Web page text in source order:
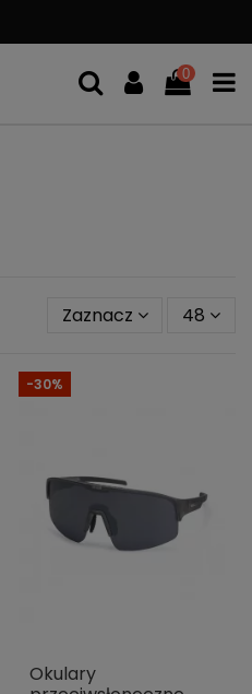
0
Zaznacz 48
-30%
Okulary